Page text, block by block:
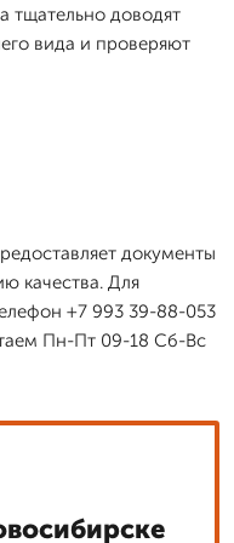
тщательно доводят
вида и проверяют
документы
качества. Для
+7 993 39-88-053
Пн-Пт 09-18 Сб-Вс